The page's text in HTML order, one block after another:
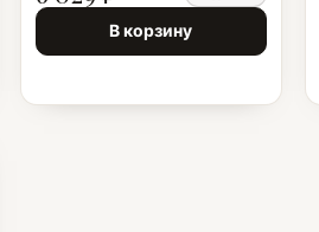
В корзину